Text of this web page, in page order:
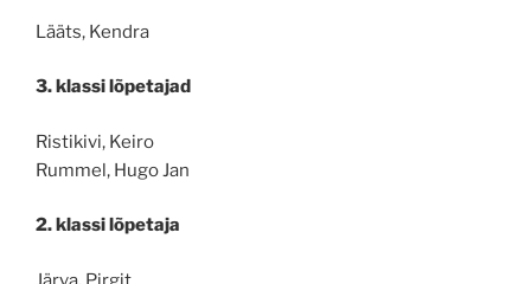
Lääts, Kendra
3. klassi lõpetajad
Ristikivi, Keiro
Rummel, Hugo Jan
2. klassi lõpetaja